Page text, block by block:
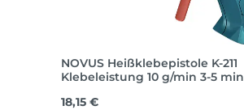
NOVUS Heißklebepistole K-211
Klebeleistung 10 g/min 3-5 min
Regulärer Preis:
18,15 €